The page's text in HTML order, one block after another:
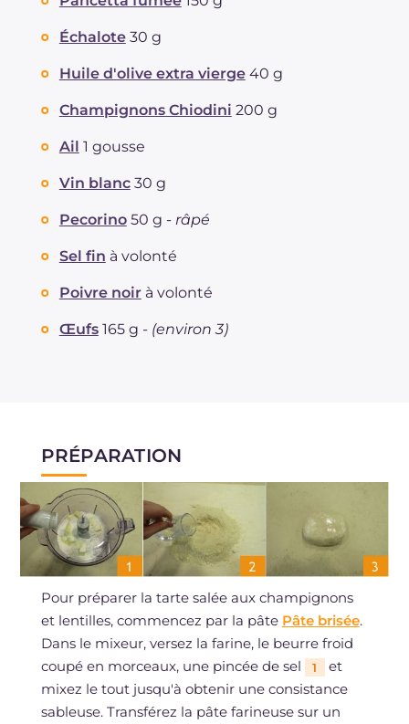
Échalote 30 g
Huile d'olive extra vierge 40 g
Champignons Chiodini 200 g
Ail 1 gousse
Vin blanc 30 g
Pecorino 50 g - râpé
Sel fin à volonté
Poivre noir à volonté
Œufs 165 g - (environ 3)
PRÉPARATION
Pour préparer la tarte salée aux champignons
et lentilles, commencez par la pâte Pâte brisée.
Dans le mixeur, versez la farine, le beurre froid
coupé en morceaux, une pincée de sel
1
et
mixez le tout jusqu'à obtenir une consistance
sableuse. Transférez la pâte farineuse sur un